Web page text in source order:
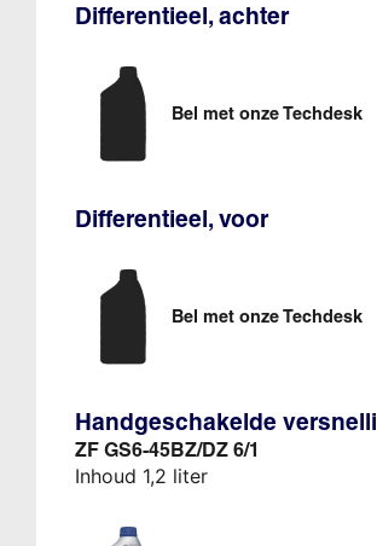
Differentieel, achter
Bel met onze Techdesk
Differentieel, voor
Bel met onze Techdesk
Handgeschakelde
ZF GS6-45BZ/DZ 6/1
Inhoud 1,2 liter